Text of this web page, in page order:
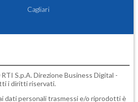
Cagliari
S.p.A. Direzione Business Digital -
i diritti riservati.
dati personali trasmessi e/o riprodotti è